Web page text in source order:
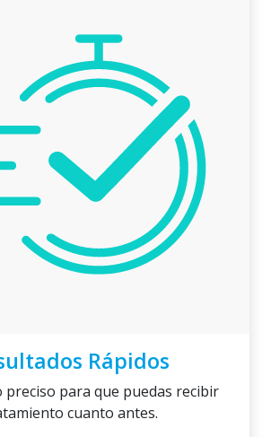
Rápidos
preciso para que puedas recibir
cuanto antes.